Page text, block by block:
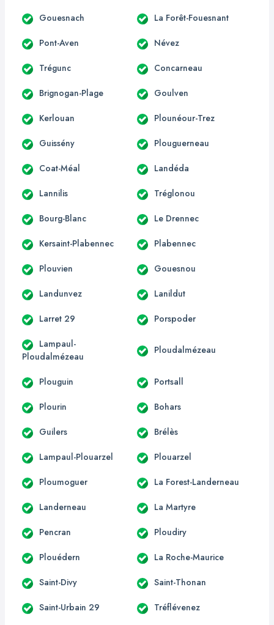
Gouesnach La Forêt-Fouesnant
Pont-Aven Névez
Trégunc Concarneau
Brignogan-Plage Goulven
Kerlouan Plounéour-Trez
Guissény Plouguerneau
Coat-Méal Landéda
Lannilis Tréglonou
Bourg-Blanc Le Drennec
Kersaint-Plabennec Plabennec
Plouvien Gouesnou
Landunvez Lanildut
Larret 29 Porspoder
Lampaul-
Ploudalmézeau
Ploudalmézeau
Plouguin Portsall
Plourin Bohars
Guilers Brélès
Lampaul-Plouarzel Plouarzel
Ploumoguer La Forest-Landerneau
Landerneau La Martyre
Pencran Ploudiry
Plouédern La Roche-Maurice
Saint-Divy Saint-Thonan
Saint-Urbain 29 Tréflévenez